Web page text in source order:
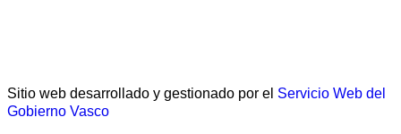
Sitio web desarrollado y gestionado por el Servicio Web del
Gobierno Vasco